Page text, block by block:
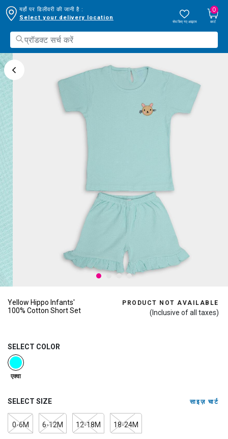
यहाँ पर डिलीवरी की जानी है :
Select your delivery location
सेव किए गए आइटम
0
कार्ट
Yellow Hippo Infants'
100% Cotton Short Set
PRODUCT NOT AVAILABLE
(Inclusive of all taxes)
SELECT COLOR
selected
एक्वा
SELECT SIZE साइज़ चार्ट
0-6M 6-12M 12-18M 18-24M